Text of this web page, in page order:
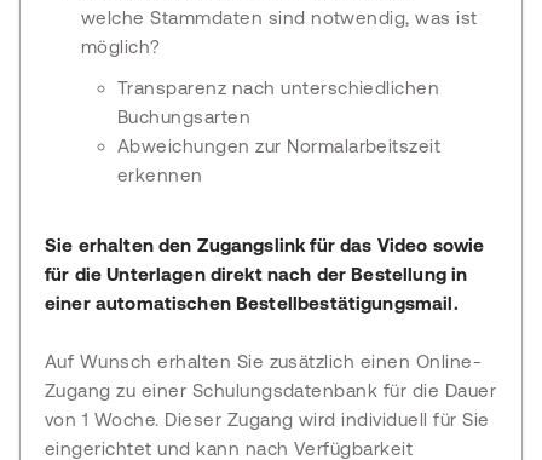
welche Stammdaten sind notwendig, was ist
möglich?
Transparenz nach unterschiedlichen
Buchungsarten
Abweichungen zur Normalarbeitszeit
erkennen
Sie erhalten den Zugangslink für das Video sowie
für die Unterlagen direkt nach der Bestellung in
einer automatischen Bestellbestätigungsmail.
Auf Wunsch erhalten Sie zusätzlich einen Online-
Zugang zu einer Schulungsdatenbank für die Dauer
von 1 Woche. Dieser Zugang wird individuell für Sie
eingerichtet und kann nach Verfügbarkeit